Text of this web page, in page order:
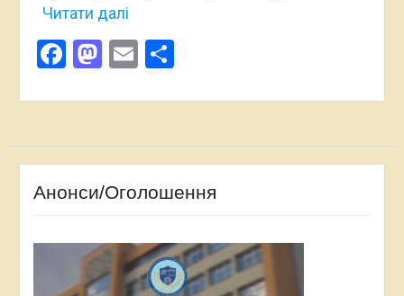
Читати далі
Facebook
Mastodon
EmailПоділитися
Анонси/Оголошення